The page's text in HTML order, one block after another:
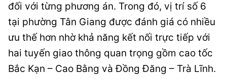
đối với từng phương án. Trong đó, vị trí số 6
tại phường Tân Giang được đánh giá có nhiều
ưu thế hơn nhờ khả năng kết nối trực tiếp với
hai tuyến giao thông quan trọng gồm cao tốc
Bắc Kạn – Cao Bằng và Đồng Đăng – Trà Lĩnh.